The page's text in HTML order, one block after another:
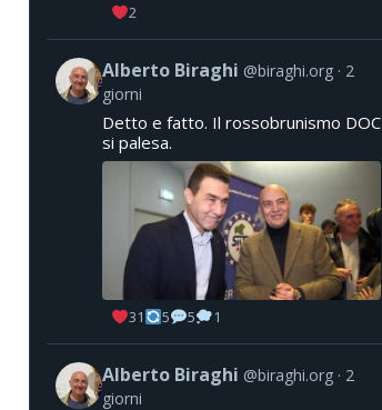
2
Alberto Biraghi @biraghi.org
2
giorni
Detto e fatto. Il rossobrunismo DOC
si palesa.
31 5 5 1
Alberto Biraghi @biraghi.org
2
giorni